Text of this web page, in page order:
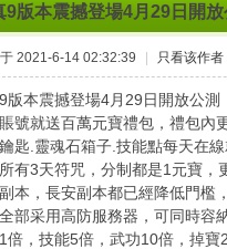
›
9版本震撼登場4月29日開
2021-6-14 02:32:39 只看该作者
版本震撼登場4月29日開放公測
號就送百萬元寶禮包，禮包內
匙.靈魂石箱子.技能點每天在
有3天符咒，分制都是1元寶，
本，長安副本都已經降低門檻
部采用高防服務器，可同時容
，技能5倍，武功10倍，掉寶